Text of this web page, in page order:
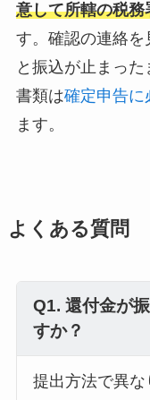
意して所轄の税
す。確認の連絡を
と振込が止まっ
書類は確定申告に
ます。
よくある質問
Q1. 還付金が
すか？
提出方法で異な